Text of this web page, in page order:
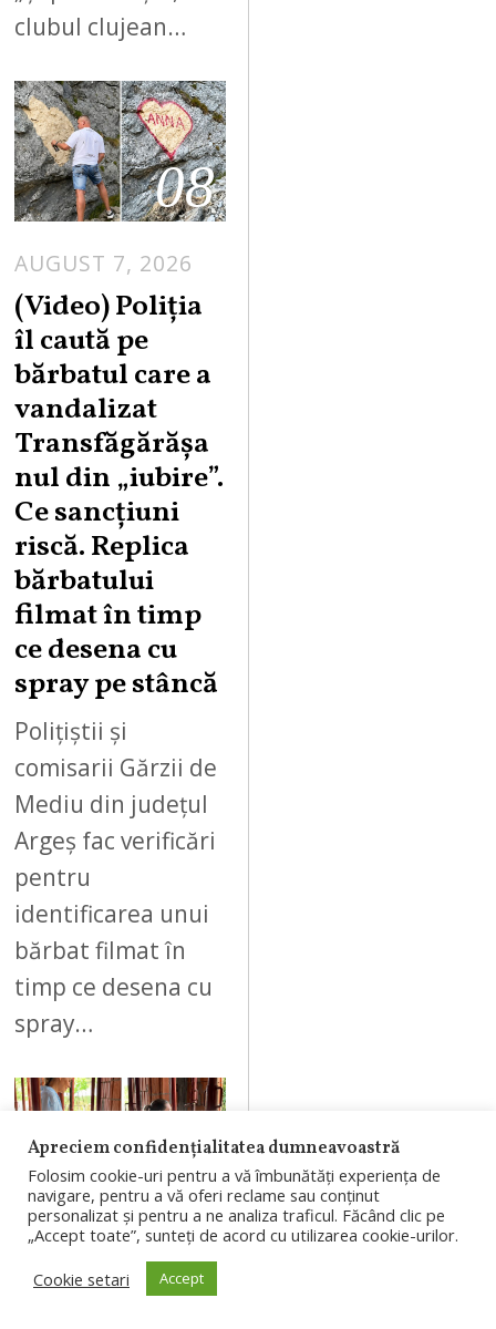
clubul clujean…
08
AUGUST 7, 2026
G
S
7
,
(Video) Poliția
îl caută pe
bărbatul care a
vandalizat
Transfăgărășa
nul din „iubire”.
Ce sancțiuni
riscă. Replica
bărbatului
filmat în timp
ce desena cu
spray pe stâncă
Polițiștii și
comisarii Gărzii de
Mediu din județul
Argeș fac verificări
pentru
identificarea unui
bărbat filmat în
timp ce desena cu
spray…
09
AUGUST 7, 2026
(Video) Cum
Apreciem confidențialitatea dumneavoastră
Folosim cookie-uri pentru a vă îmbunătăți experiența de
navigare, pentru a vă oferi reclame sau conținut
personalizat și pentru a ne analiza traficul. Făcând clic pe
„Accept toate”, sunteți de acord cu utilizarea cookie-urilor.
Cookie setari
Accept